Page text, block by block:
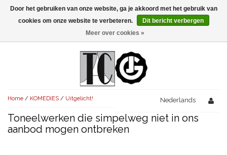
Menu
AVONDVULLEND (+75')
KORT (-30')
OVERIG (30'-75')
AVONDVULLEND (+75')
KORT (-30')
AVONDVULLEND (+75')
SENIORENTONEEL
Home / KOMEDIES / Uitgelicht! Nederlands
Toneelwerken die simpelweg niet in ons
aanbod mogen ontbreken
Door het gebruiken van onze website, ga je akkoord met het gebruik van
cookies om onze website te verbeteren.
Dit bericht verbergen
Meer over cookies »